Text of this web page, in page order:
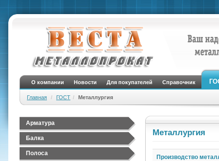
О компании Новости Для покупателей Справочник
Главная ГОСТ Металлургия
Арматура
Арматура А1 (гладкая)
Арматура А3 (рифленая)
Балка
Полоса
Металлургия
Производство